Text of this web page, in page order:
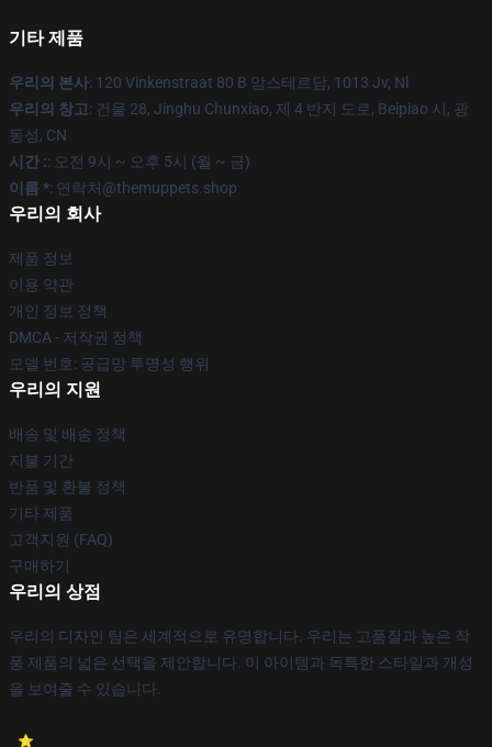
기타 제품
우리의 본사: 120 Vinkenstraat 80 B 암스테르담, 1013 Jv, Nl
우리의 창고: 건물 28, Jinghu Chunxiao, 제 4 반지 도로, Beipiao 시, 광
동성, CN
시간 :: 오전 9시 ~ 오후 5시 (월 ~ 금)
이름 *: 연락처@themuppets.shop
우리의 회사
제품 정보
이용 약관
개인 정보 정책
DMCA - 저작권 정책
모델 번호: 공급망 투명성 행위
우리의 지원
배송 및 배송 정책
지불 기간
반품 및 환불 정책
기타 제품
고객지원 (FAQ)
구매하기
우리의 상점
우리의 디자인 팀은 세계적으로 유명합니다. 우리는 고품질과 높은 작
풍 제품의 넓은 선택을 제안합니다. 이 아이템과 독특한 스타일과 개성
을 보여줄 수 있습니다.